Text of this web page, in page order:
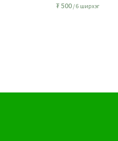
₮500/ 6 ширхэг